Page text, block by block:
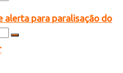
alerta para paralisação do